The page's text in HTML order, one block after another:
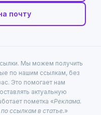
почту
Мы можем получить
по нашим ссылкам, без
Это помогает нам
актуальную
пометка «Реклама.
ссылкам в статье.»